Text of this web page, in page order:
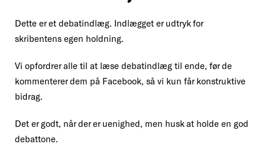
Dette er et debatindlæg. Indlægget er udtryk for
skribentens egen holdning.
Vi opfordrer alle til at læse debatindlæg til ende, før de
kommenterer dem på Facebook, så vi kun får konstruktive
bidrag.
Det er godt, når der er uenighed, men husk at holde en god
debattone.